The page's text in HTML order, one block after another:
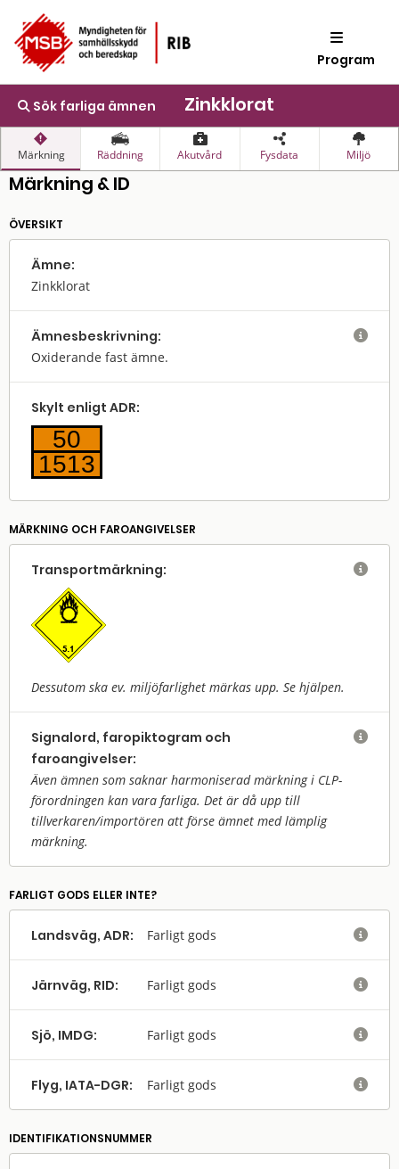
Program
Sök farliga ämnen Zinkklorat
Märkning Räddning Akutvård Fysdata Miljö
Märkning & ID
ÖVERSIKT
Ämne:
Zinkklorat
Ämnes­beskrivning:
Oxiderande fast ämne.

Skylt enligt ADR:
50
1513
MÄRKNING OCH FAROANGIVELSER
Transport­märkning:
Dessutom ska ev. miljöfarlighet märkas upp. Se hjälpen.

Signalord, faropiktogram och
faroangivelser:
Även ämnen som saknar harmoniserad märkning i CLP-
förordningen kan vara farliga. Det är då upp till
tillverkaren/importören att förse ämnet med lämplig
märkning.

FARLIGT GODS ELLER INTE?
Landsväg, ADR: Farligt gods 
Järnväg, RID: Farligt gods 
Sjö, IMDG: Farligt gods 
Flyg, IATA-DGR: Farligt gods 
IDENTIFIKATIONSNUMMER